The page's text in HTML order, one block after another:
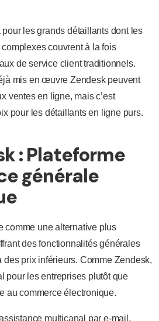
les grands détaillants dont les
couvrent à la fois
de service client traditionnels.
mis en œuvre Zendesk peuvent
ventes en ligne, mais c’est
pour les détaillants en ligne purs.
: Plateforme
générale
comme une alternative plus
des fonctionnalités générales
prix inférieurs. Comme Zendesk,
pour les entreprises plutôt que
au commerce électronique.
multicanal par e-mail,